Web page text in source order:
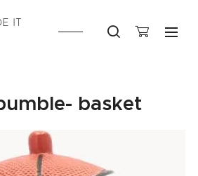
IT
basket